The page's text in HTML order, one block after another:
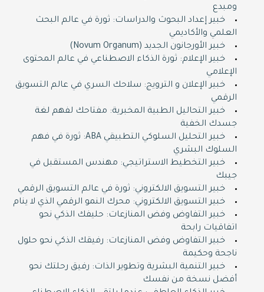
ومبدع
خبير إعداد البحوث والدراسات: ثورة في عالم البحث
العلمي والأكاديمي
خبير الأورجانون الجديد (Novum Organum)
خبير الإعلام: ثورة الذكاء الاصطناعي في عالم المحتوى
الإعلامي
خبير الإعلان و الترويج: سلاحك السري في عالم التسويق
الرقمي
خبير التحاليل الطبية المخبرية: مفتاحك لفهم لغة
جسدك الخفية
خبير التحليل السلوكي التطبيقي ABA: ثورة في فهم
السلوك البشري
خبير التخطيط الاستراتيجي: مهندس المستقبل في
جيبك
خبير التسويق الالكتروني: ثورة في عالم التسويق الرقمي
خبير التسويق الالكتروني: محرك النمو الرقمي الذي لا ينام
خبير التفاوض وفض المنازعات: حليفك الذكي نحو
اتفاقيات رابحة
خبير التفاوض وفض المنازعات: رفيقك الذكي نحو حلول
ناجحة وحكيمة
خبير التنمية البشرية وتطوير الذات: رفيق رحلتك نحو
أفضل نسخة من نفسك